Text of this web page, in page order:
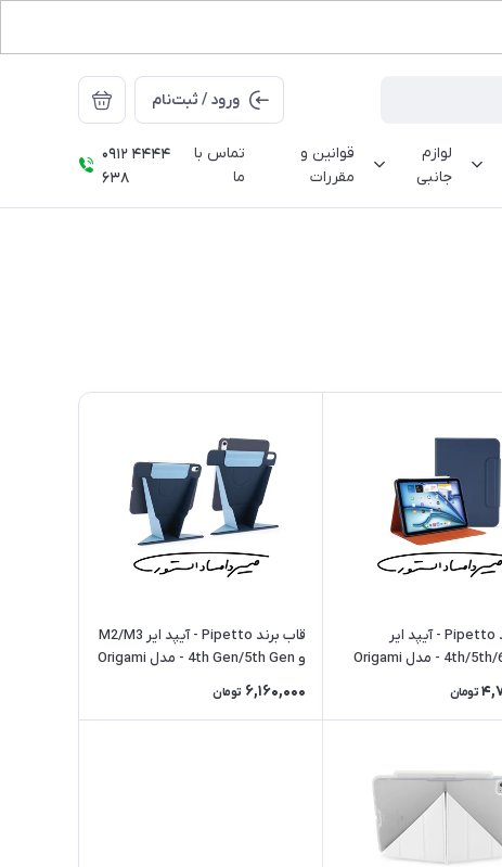
ورود / ثبت‌نام
لوازم
جانبی
قوانین و
مقررات
تماس با
ما
0912 4444
638
قاب برند Pipetto - آیپد ایر
4th/5th/6th Gen - مدل Origami
تومان
قاب برند Pipetto - آیپد ایر M2/M3
و 4th Gen/5th Gen - مدل Origami
6,160,000 تومان